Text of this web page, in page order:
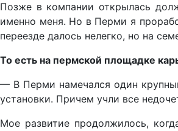
Позже в компании открылась
именно меня. Но в Перми я
переезде далось нелегко, но на
То есть на пермской площадке
— В Перми намечался один
установки. Причем учли все
Мое развитие продолжилось,